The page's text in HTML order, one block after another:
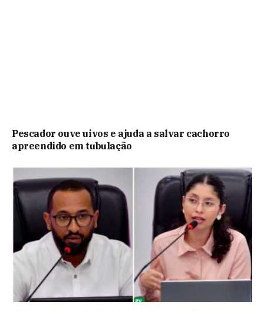
Pescador ouve uivos e ajuda a salvar cachorro
apreendido em tubulação